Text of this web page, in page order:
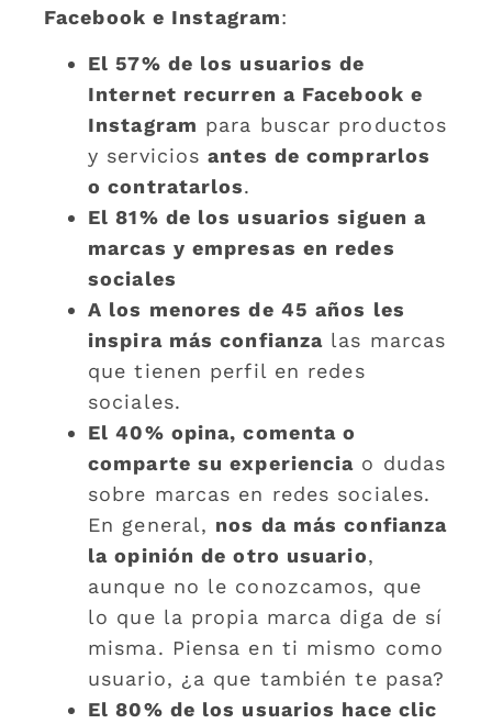
Facebook e Instagram:
El 57% de los usuarios de
Internet recurren a Facebook e
Instagram para buscar productos
y serviciosantes de comprarlos
o contratarlos.
El 81% de los usuarios siguen a
marcas y empresas en redes
sociales
A los menores de 45 años les
inspira más confianza las marcas
que tienen perfil en redes
sociales.
El 40% opina, comenta o
comparte su experiencia o dudas
sobre marcas en redes sociales.
En general, nos da más confianza
la opinión de otro usuario,
aunque no le conozcamos, que
lo que la propia marca diga de sí
misma. Piensa en ti mismo como
usuario, ¿a que también te pasa?
El 80% de los usuarios hace clic